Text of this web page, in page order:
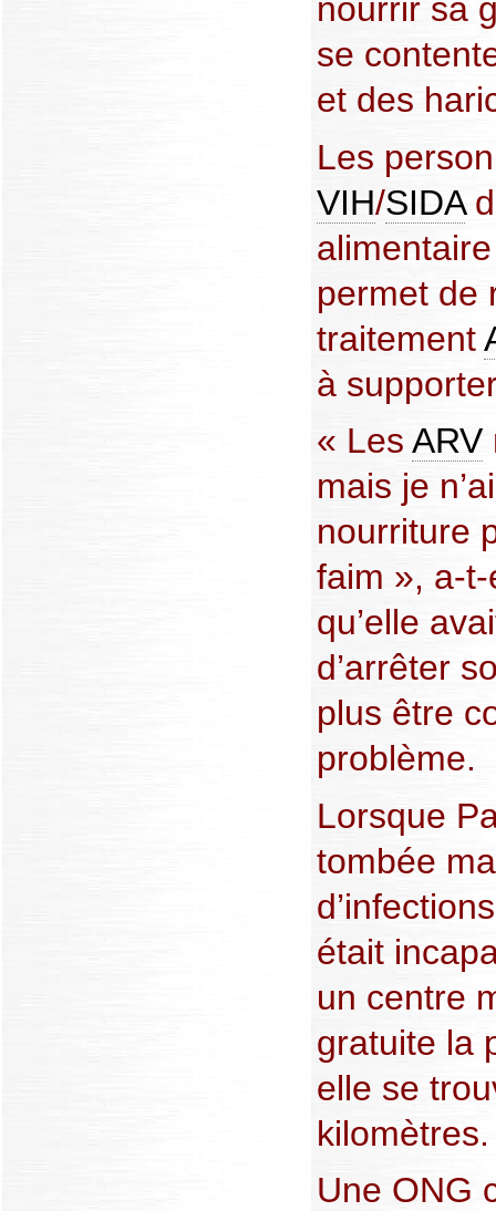
nourrir sa
se
et des
Les
VIH/SIDA
permet de
traitement
à
« Les ARV
mais je
nourriture
faim », a-
qu’elle
d’arrêter
plus être
problème.
Lorsque
tombée
était
un centre
gratuite la
elle se
kilomètres.
Une ONG